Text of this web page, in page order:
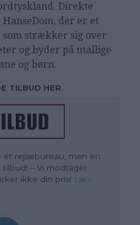
Direkte
der er et
som strækker sig over
og byder på utallige
og børn.
TILBUD HER
et rejsebureau, men en
– Vi modtager
ikke din pris! Læs